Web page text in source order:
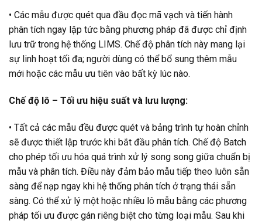
• Các mẫu được quét qua đầu đọc mã vạch và tiến hành
phân tích ngay lập tức bằng phương pháp đã được chỉ định
lưu trữ trong hệ thống LIMS. Chế độ phân tích này mang lại
sự linh hoạt tối đa; người dùng có thể bổ sung thêm mẫu
mới hoặc các mẫu ưu tiên vào bất kỳ lúc nào.
Chế độ lô – Tối ưu hiệu suất và lưu lượng:
• Tất cả các mẫu đều được quét và bảng trình tự hoàn chỉnh
sẽ được thiết lập trước khi bắt đầu phân tích. Chế độ Batch
cho phép tối ưu hóa quá trình xử lý song song giữa chuẩn bị
mẫu và phân tích. Điều này đảm bảo mẫu tiếp theo luôn sẵn
sàng để nạp ngay khi hệ thống phân tích ở trạng thái sẵn
sàng. Có thể xử lý một hoặc nhiều lô mẫu bằng các phương
pháp tối ưu được gán riêng biệt cho từng loại mẫu. Sau khi